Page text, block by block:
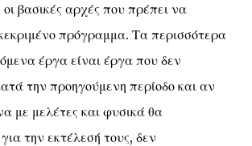
βασικές αρχές που πρέπει να
πρόγραμμα. Τα περισσότερα
έργα είναι έργα που δεν
την προηγούμενη περίοδο και αν
με μελέτες και φυσικά θα
την εκτέλεσή τους, δεν